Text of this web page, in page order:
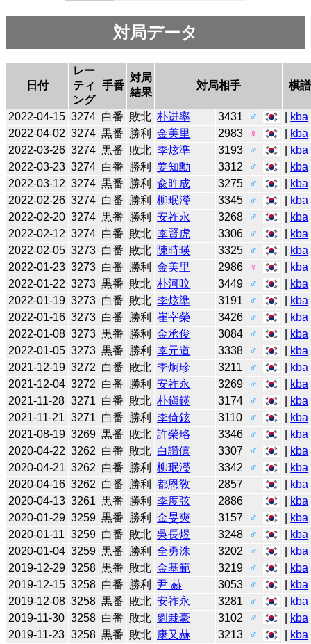
対局データ
日付
レー
ティ
ング
手番
対局
結果
対局相手 棋譜
2022-04-15 3274 白番 敗北 朴进率 3431 ♂ kba
2022-04-02 3274 黒番 勝利 金美里 2983 ♀ kba
2022-03-26 3274 黒番 敗北 李炫準 3193 ♂ kba
2022-03-23 3274 白番 勝利 姜知勳 3312 ♂ kba
2022-03-12 3274 黒番 勝利 兪旿成 3275 ♂ kba
2022-02-26 3274 白番 勝利 柳珉瀅 3345 ♂ kba
2022-02-20 3274 黒番 勝利 安祚永 3268 ♂ kba
2022-02-12 3274 白番 敗北 李賢虎 3306 ♂ kba
2022-02-05 3273 白番 敗北 陳時暎 3325 ♂ kba
2022-01-23 3273 白番 勝利 金美里 2986 ♀ kba
2022-01-22 3273 黒番 敗北 朴河旼 3449 ♂ kba
2022-01-19 3273 白番 敗北 李炫準 3191 ♂ kba
2022-01-16 3273 白番 勝利 崔宰榮 3426 ♂ kba
2022-01-08 3273 黒番 勝利 金承俊 3084 ♂ kba
2022-01-05 3273 黒番 勝利 李元道 3338 ♂ kba
2021-12-19 3272 白番 敗北 李炯珍 3211 ♂ kba
2021-12-04 3272 白番 勝利 安祚永 3269 ♂ kba
2021-11-28 3271 白番 敗北 朴鎭鍈 3174 ♂ kba
2021-11-21 3271 白番 勝利 李倚鉉 3110 ♂ kba
2021-08-19 3269 黒番 敗北 許榮珞 3346 ♂ kba
2020-04-22 3262 白番 敗北 白讚僖 3307 ♂ kba
2020-04-21 3262 白番 勝利 柳珉瀅 3342 ♂ kba
2020-04-16 3262 白番 勝利 都恩敎 2857 kba
2020-04-13 3261 黒番 勝利 李度弦 2886 kba
2020-01-29 3259 黒番 勝利 金旻奭 3157 ♂ kba
2020-01-11 3259 白番 敗北 吳長煜 3248 ♂ kba
2020-01-04 3259 黒番 勝利 全勇洙 3202 ♂ kba
2019-12-29 3258 黒番 敗北 金基範 3219 ♂ kba
2019-12-15 3258 白番 勝利 尹 赫 3053 ♂ kba
2019-12-08 3258 黒番 敗北 安祚永 3281 ♂ kba
2019-11-30 3258 白番 敗北 劉栽豪 3102 ♂ kba
2019-11-23 3258 黒番 敗北 康又赫 3213 ♂ kba